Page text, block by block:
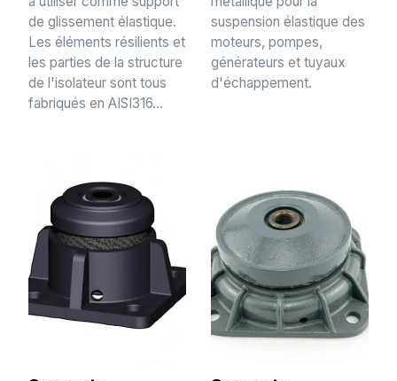
de glissement élastique.
Les éléments résilients et
les parties de la structure
de l'isolateur sont tous
fabriqués en AISI316...
suspension élastique des
moteurs, pompes,
générateurs et tuyaux
d'échappement.